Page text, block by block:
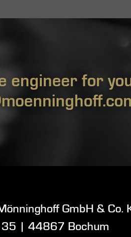
engineer for
GmbH & Co.
35
44867 Bochum